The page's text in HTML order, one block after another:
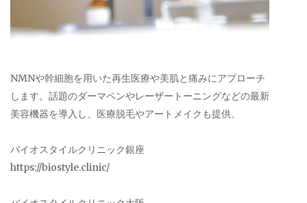
NMNや幹細胞を用いた再生医療や美肌と痛みにアプローチ
します。話題のダーマペンやレーザートーニングなどの最新
美容機器を導入し、医療脱毛やアートメイクも提供。
バイオスタイルクリニック銀座
https://biostyle.clinic/